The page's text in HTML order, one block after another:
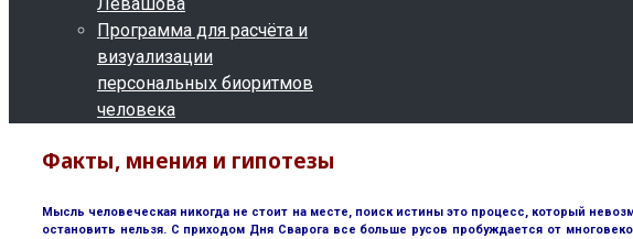
Программа для расчёта и
визуализации
персональных биоритмов
человека
Факты, мнения и гипотезы
Мысль человеческая никогда не стоит на месте, поиск истины это процесс, который
остановить нельзя. С приходом Дня Сварога все больше русов пробуждается от